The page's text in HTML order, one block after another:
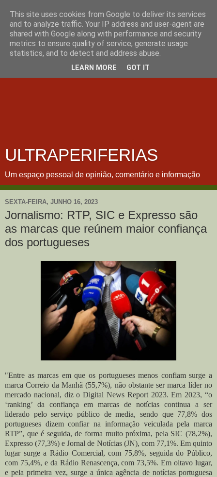
ULTRAPERIFERIAS
Um espaço pessoal de opinião, comentário e informação
SEXTA-FEIRA, JUNHO 16, 2023
Jornalismo: RTP, SIC e Expresso são
as marcas que reúnem maior confiança
dos portugueses
"Entre as marcas em que os portugueses menos confiam surge a
marca Correio da Manhã (55,7%), não obstante ser marca líder no
mercado nacional, diz o Digital News Report 2023. Em 2023, “o
‘ranking’ da confiança em marcas de notícias continua a ser
liderado pelo serviço público de media, sendo que 77,8% dos
portugueses dizem confiar na informação veiculada pela marca
RTP”, que é seguida, de forma muito próxima, pela SIC (78,2%),
Expresso (77,3%) e Jornal de Notícias (JN), com 77,1%. Em quinto
lugar surge a Rádio Comercial, com 75,8%, seguida do Público,
com 75,4%, e da Rádio Renascença, com 73,5%. Em oitavo lugar,
e pela primeira vez, surge a única agência de notícias portuguesa
This site uses cookies from Google to deliver its services
and to analyze traffic. Your IP address and user-agent are
shared with Google along with performance and security
metrics to ensure quality of service, generate usage
statistics, and to detect and address abuse.
LEARN MORE GOT IT